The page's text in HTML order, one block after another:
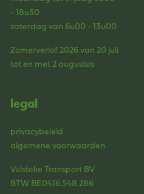
- 18u30
zaterdag van 6u00 - 13u00
Zomerverlof 2026 van 20 juli
tot en met 2 augustus
legal
privacybeleid
algemene voorwaarden
Vulsteke Transport BV
BTW BE0416.548.286